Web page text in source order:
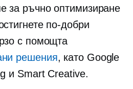
за ръчно оптимизиране
по-добри
с помощта
решения, като Google
и Smart Creative.